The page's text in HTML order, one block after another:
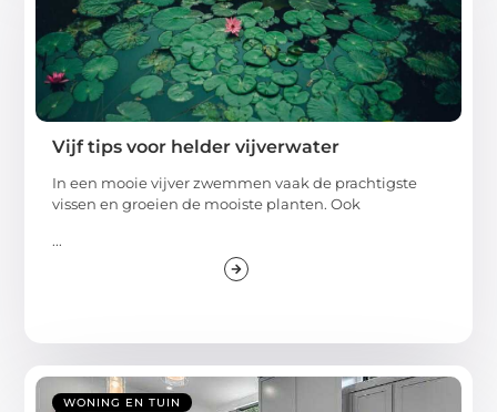
Vijf tips voor helder vijverwater
In een mooie vijver zwemmen vaak de prachtigste
vissen en groeien de mooiste planten. Ook
...
WONING EN TUIN